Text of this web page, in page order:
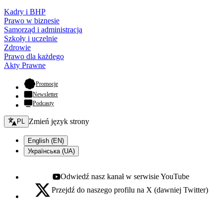
Kadry i BHP
Prawo w biznesie
Samorząd i administracja
Szkoły i uczelnie
Zdrowie
Prawo dla każdego
Akty Prawne
Promocje- otwiera się w nowej karcie
Newsletter
Podcasty
Zmień język - bieżący:
PL Zmień język strony
English (EN)
Українська (UA)
Youtube - otwiera się w nowej karcie
Odwiedź nasz kanał w serwisie YouTube
X - otwiera się w nowej karcie
Przejdź do naszego profilu na X (dawniej Twitter)